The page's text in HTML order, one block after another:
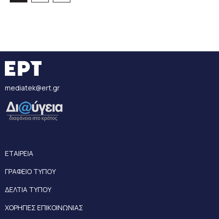
mediatek@ert.gr
ΕΤΑΙΡΕΙΑ
ΓΡΑΦΕΙΟ ΤΥΠΟΥ
ΔΕΛΤΙΑ ΤΥΠΟΥ
ΧΟΡΗΓΙΕΣ ΕΠΙΚΟΙΝΩΝΙΑΣ